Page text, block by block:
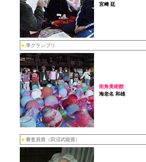
宮﨑 廷
■ 準グランプリ
街角美術館
海老名 和雄
■ 審査員賞（田沼武能賞）